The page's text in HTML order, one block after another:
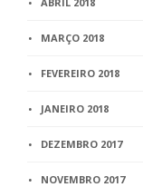
MARÇO 2018
FEVEREIRO 2018
JANEIRO 2018
DEZEMBRO 2017
NOVEMBRO 2017